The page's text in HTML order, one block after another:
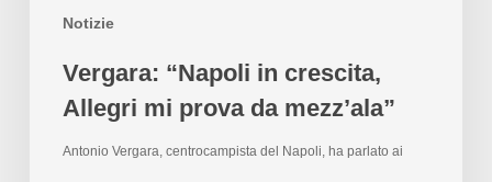
Notizie
Vergara: “Napoli in crescita,
Allegri mi prova da mezz’ala”
Antonio Vergara, centrocampista del Napoli, ha parlato ai